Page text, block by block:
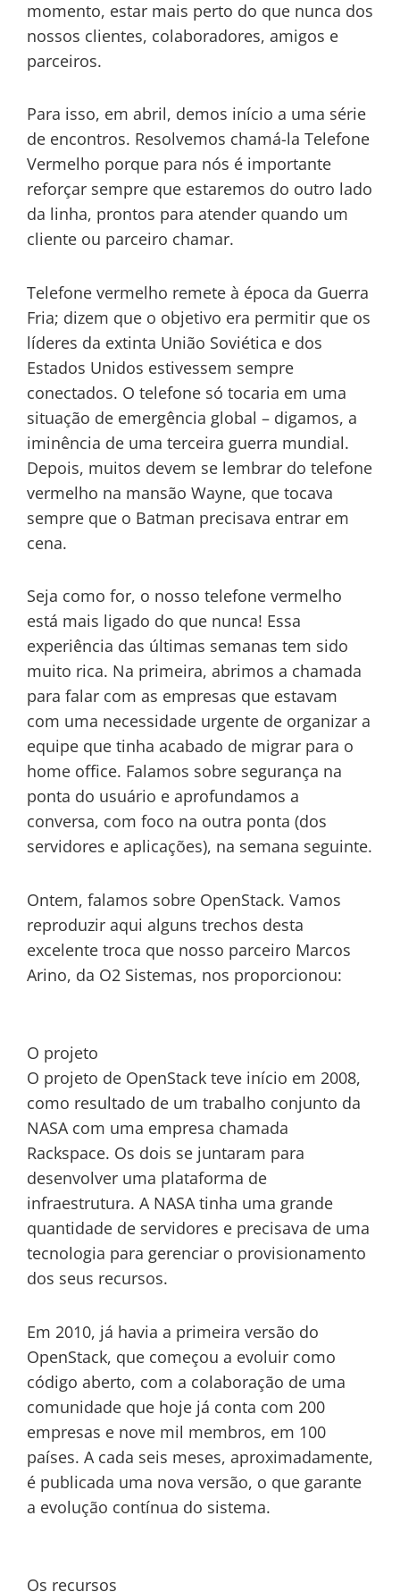
momento, estar mais perto do que nunca dos
nossos clientes, colaboradores, amigos e
parceiros.
Para isso, em abril, demos início a uma série
de encontros. Resolvemos chamá-la Telefone
Vermelho porque para nós é importante
reforçar sempre que estaremos do outro lado
da linha, prontos para atender quando um
cliente ou parceiro chamar.
Telefone vermelho remete à época da Guerra
Fria; dizem que o objetivo era permitir que os
líderes da extinta União Soviética e dos
Estados Unidos estivessem sempre
conectados. O telefone só tocaria em uma
situação de emergência global – digamos, a
iminência de uma terceira guerra mundial.
Depois, muitos devem se lembrar do telefone
vermelho na mansão Wayne, que tocava
sempre que o Batman precisava entrar em
cena.
Seja como for, o nosso telefone vermelho
está mais ligado do que nunca! Essa
experiência das últimas semanas tem sido
muito rica. Na primeira, abrimos a chamada
para falar com as empresas que estavam
com uma necessidade urgente de organizar a
equipe que tinha acabado de migrar para o
home office. Falamos sobre segurança na
ponta do usuário e aprofundamos a
conversa, com foco na outra ponta (dos
servidores e aplicações), na semana seguinte.
Ontem, falamos sobre OpenStack. Vamos
reproduzir aqui alguns trechos desta
excelente troca que nosso parceiro Marcos
Arino, da O2 Sistemas, nos proporcionou:
O projeto
O projeto de OpenStack teve início em 2008,
como resultado de um trabalho conjunto da
NASA com uma empresa chamada
Rackspace. Os dois se juntaram para
desenvolver uma plataforma de
infraestrutura. A NASA tinha uma grande
quantidade de servidores e precisava de uma
tecnologia para gerenciar o provisionamento
dos seus recursos.
Em 2010, já havia a primeira versão do
OpenStack, que começou a evoluir como
código aberto, com a colaboração de uma
comunidade que hoje já conta com 200
empresas e nove mil membros, em 100
países. A cada seis meses, aproximadamente,
é publicada uma nova versão, o que garante
a evolução contínua do sistema.
Os recursos